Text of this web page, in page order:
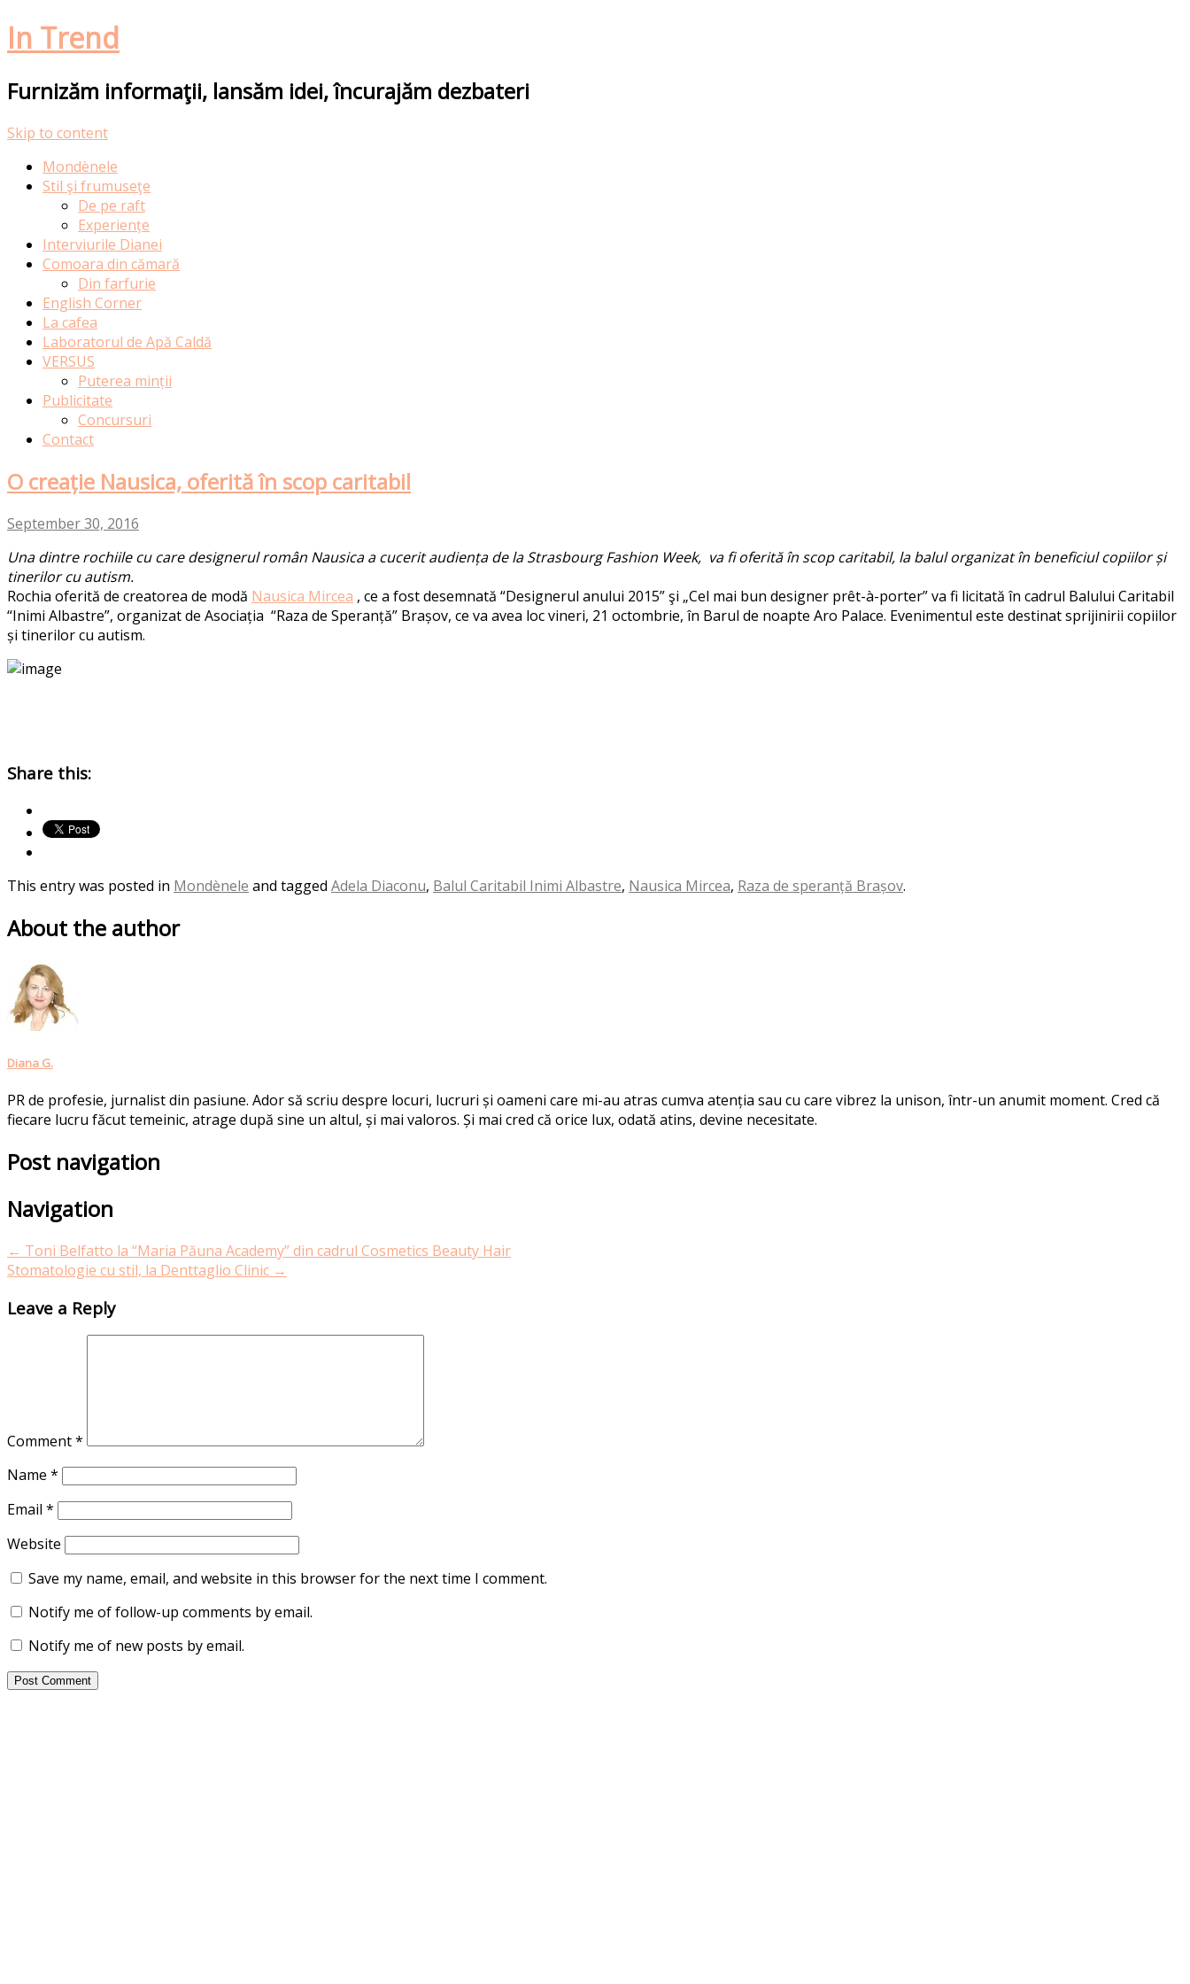
In Trend
Furnizăm informaţii, lansăm idei, încurajăm dezbateri
Skip to content
Mondènele
Stil şi frumuseţe
De pe raft
Experiențe
Interviurile Dianei
Comoara din cămară
Din farfurie
English Corner
La cafea
Laboratorul de Apă Caldă
VERSUS
Puterea minții
Publicitate
Concursuri
Contact
O creație Nausica, oferită în scop caritabil
September 30, 2016
Una dintre rochiile cu care designerul român Nausica a cucerit audiența de la Strasbourg Fashion Week, va fi oferită în scop caritabil, la balul organizat în beneficiul copiilor și
tinerilor cu autism.
Rochia oferită de creatorea de modă Nausica Mircea , ce a fost desemnată “Designerul anului 2015” şi „Cel mai bun designer prêt-à-porter” va fi licitată în cadrul Balului Caritabil
“Inimi Albastre”, organizat de Asociația “Raza de Speranță” Brașov, ce va avea loc vineri, 21 octombrie, în Barul de noapte Aro Palace. Evenimentul este destinat sprijinirii copiilor
și tinerilor cu autism.
Share this:
This entry was posted in Mondènele and tagged Adela Diaconu, Balul Caritabil Inimi Albastre, Nausica Mircea, Raza de speranță Brașov.
About the author
Diana G.
PR de profesie, jurnalist din pasiune. Ador să scriu despre locuri, lucruri și oameni care mi-au atras cumva atenția sau cu care vibrez la unison, într-un anumit moment. Cred că
fiecare lucru făcut temeinic, atrage după sine un altul, și mai valoros. Și mai cred că orice lux, odată atins, devine necesitate.
Post navigation
Navigation
← Toni Belfatto la “Maria Păuna Academy” din cadrul Cosmetics Beauty Hair
Stomatologie cu stil, la Denttaglio Clinic →
Leave a Reply
Comment*
Name *
Email *
Website
Save my name, email, and website in this browser for the next time I comment.
Notify me of follow-up comments by email.
Notify me of new posts by email.